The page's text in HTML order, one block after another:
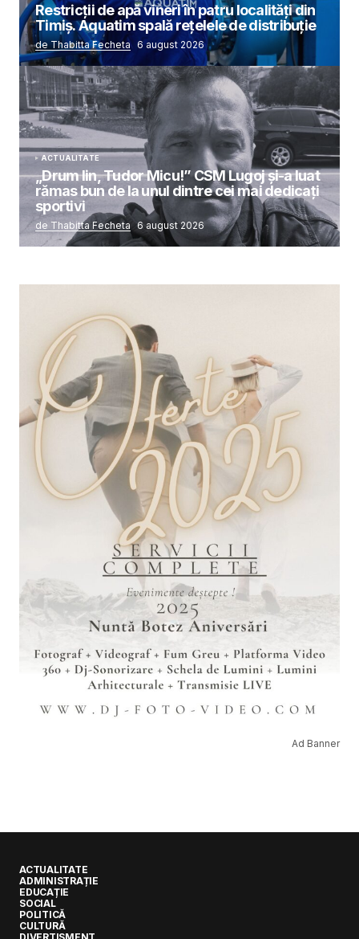
Restricții de apă vineri în patru localități din
Timiș. Aquatim spală rețelele de distribuție
de Thabitta Fecheta 6 august 2026
ACTUALITATE
„Drum lin, Tudor Micu!” CSM Lugoj și-a luat
rămas bun de la unul dintre cei mai dedicați
sportivi
de Thabitta Fecheta 6 august 2026
Ad Banner
ACTUALITATE
ADMINISTRAȚIE
EDUCAȚIE
SOCIAL
POLITICĂ
CULTURĂ